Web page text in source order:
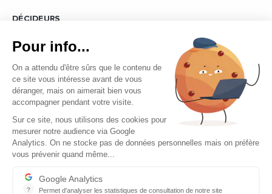
DÉCIDEURS
politique des pays du pourtour de la Méditerranée.
Copyright © 2026 - Tous droits réservés
Qui sommes-nous ?
Contact
Pour info...
On a attendu d'être sûrs que le contenu de
ce site vous intéresse avant de vous
déranger, mais on aimerait bien vous
accompagner pendant votre visite.
Sur ce site, nous utilisons des cookies pour
mesurer notre audience via Google
Analytics. On ne stocke pas de données personnelles mais on préfère
vous prévenir quand même...
?
Google Analytics
Permet d'analyser les statistiques de consultation de notre site